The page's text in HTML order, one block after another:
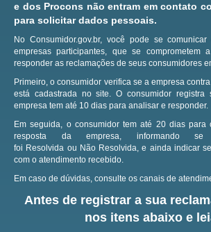
e dos Procons não entram em contato
para solicitar dados pessoais.
No Consumidor.gov.br, você pode se
empresas participantes, que se comprometem
responder as reclamações de seus consumidores
Primeiro, o consumidor verifica se a empresa
está cadastrada no site.O consumidor
empresa tem até 10 dias para analisar e responder.
Em seguida, o consumidor tem até 20 dias para
resposta da empresa, informando se
foi Resolvida ou Não Resolvida, e ainda indicar
com o atendimento recebido.
Em caso de dúvidas, consulte os canais de
Antes de registrar a sua
nos itens abaixo e